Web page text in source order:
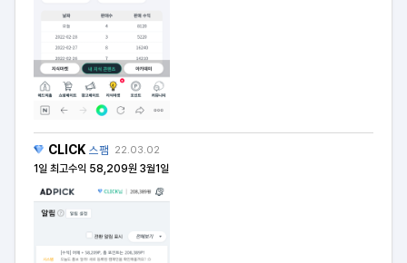
CLICK 스팸 22.03.02
1일 최고수익 58,209원 3월1일